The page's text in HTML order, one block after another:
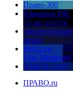
Право-300
Юррынок РФ:
35 лет спустя
Экологическое
право
Best Law
Firm Marketing
ПМЮФ 2026
ПРАВО.ru